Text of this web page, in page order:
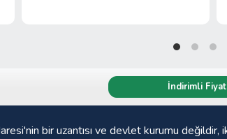
İndirimli
bir uzantısı ve devlet kurumu